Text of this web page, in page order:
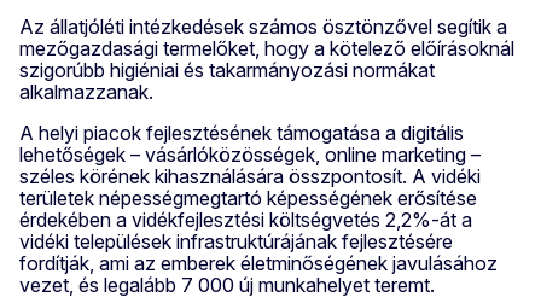
Az állatjóléti intézkedések számos ösztönzővel segítik a
mezőgazdasági termelőket, hogy a kötelező előírásoknál
szigorúbb higiéniai és takarmányozási normákat
alkalmazzanak.
A helyi piacok fejlesztésének támogatása a digitális
lehetőségek – vásárlóközösségek, online marketing –
széles körének kihasználására összpontosít. A vidéki
területek népességmegtartó képességének erősítése
érdekében a vidékfejlesztési költségvetés 2,2%-át a
vidéki települések infrastruktúrájának fejlesztésére
fordítják, ami az emberek életminőségének javulásához
vezet, és legalább 7 000 új munkahelyet teremt.